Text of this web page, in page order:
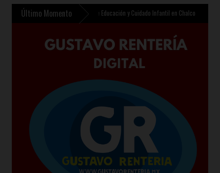
Último Momento
nuevo Centro de Educación y Cuidado Infantil en Chalco »Sheinbaum